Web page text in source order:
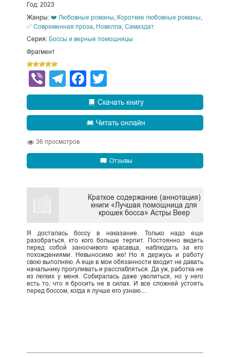
Год: 2023
Жанры: ❤️ Любовные романы Короткие любовные романы
✅ Современная проза Новелла Самиздат
Серия: Боссы и верные помощницы
Фрагмент
ViberTelegram
Facebook
Скачать книгу
Читать онлайн
36 просмотров
Отзывы
Краткое содержание (аннотация)
книги «Лучшая помощница для
крошек босса» Астры Веер
Я досталась боссу в наказание. Только надо еще
разобраться, кто кого больше терпит. Постоянно видеть
перед собой заносчивого красавца, наблюдать за его
похождениями. Невыносимо же! Но я держусь и работу
свою выполняю. А еще в мои обязанности входит не давать
начальнику прогуливать и расслабляться. Да уж, работка не
из легких у меня. Собиралась даже уволиться, но у него
есть то, что я бросить не в силах. И все сложней устоять
перед боссом, когда я лучше его узнаю…